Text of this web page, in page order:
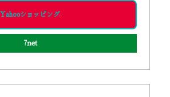
Yahooショッピング
7net